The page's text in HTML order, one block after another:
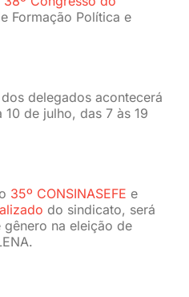
Formação Política e
delegados acontecerá
de julho, das 7 às 19
35º CONSINASEFE e
do sindicato, será
na eleição de